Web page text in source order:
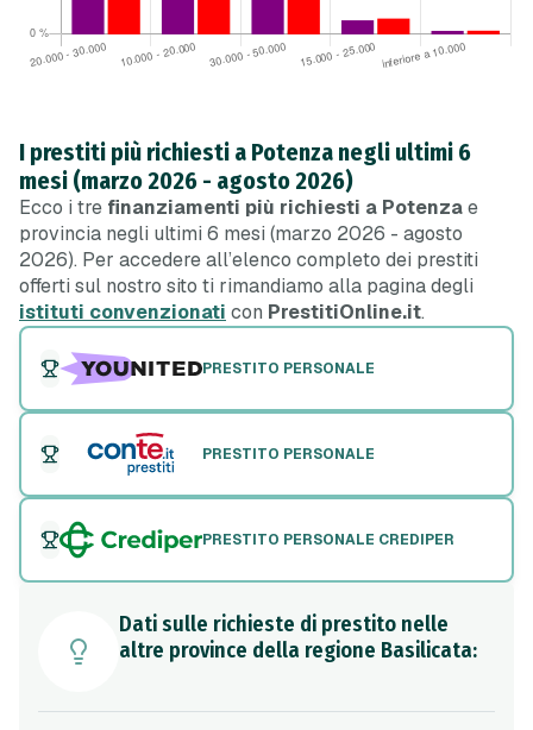
I prestiti più richiesti a Potenza negli ultimi 6
mesi (marzo 2026 - agosto 2026)
Ecco i tre finanziamenti più richiesti a Potenzae
provincia negli ultimi 6 mesi (marzo 2026 - agosto
2026). Per accedere all’elenco completo dei prestiti
offerti sul nostro sito ti rimandiamo alla pagina degli
istituti convenzionati con PrestitiOnline.it.
PRESTITO PERSONALE
PRESTITO PERSONALE
PRESTITO PERSONALE CREDIPER
Dati sulle richieste di prestito nelle
altre province della regione Basilicata: